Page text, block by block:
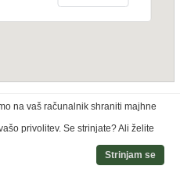
na vaš računalnik shraniti majhne
privolitev. Se strinjate? Ali želite
Strinjam se